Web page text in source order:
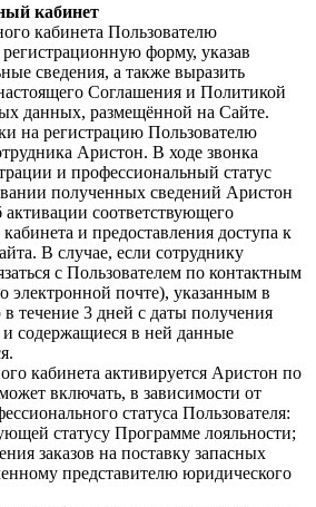
кабинет
кабинета Пользователю
форму, указав
сведения, а также выразить
Соглашения и Политикой
данных, размещённой на Сайте.
на регистрацию Пользователю
Аристон. В ходе звонка
и профессиональный статус
полученных сведений Аристон
соответствующего
и предоставления доступа к
В случае, если сотруднику
с Пользователем по контактным
электронной почте), указанным в
в течение 3 дней с даты получения
и содержащиеся в ней данные
кабинета активируется Аристон по
включать, в зависимости от
статуса Пользователя:
статусу Программе лояльности;
заказов на поставку запасных
представителю юридического